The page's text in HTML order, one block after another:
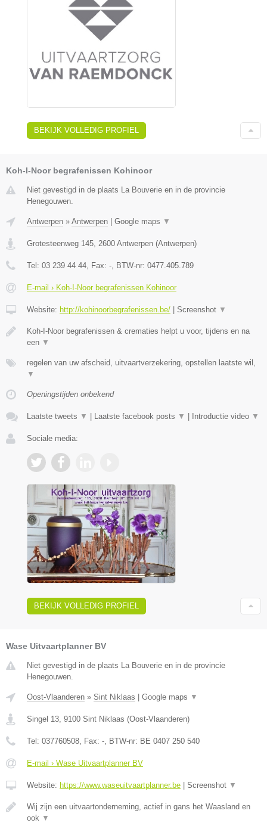
BEKIJK VOLLEDIG PROFIEL
Koh-I-Noor begrafenissen Kohinoor
Niet gevestigd in de plaats La Bouverie en in de provincie
Henegouwen.
Antwerpen » Antwerpen Google maps ▼
Grotesteenweg 145, 2600 Antwerpen (Antwerpen)
Tel: 03 239 44 44, Fax: -, BTW-nr: 0477.405.789
E-mail › Koh-I-Noor begrafenissen Kohinoor
Website: http://kohinoorbegrafenissen.be/ Screenshot ▼
Koh-I-Noor begrafenissen & crematies helpt u voor, tijdens en na
een ▼
regelen van uw afscheid, uitvaartverzekering, opstellen laatste wil,
▼
Openingstijden onbekend
Laatste tweets ▼ Laatste facebook posts ▼ Introductie video ▼
Sociale media:
BEKIJK VOLLEDIG PROFIEL
Wase Uitvaartplanner BV
Niet gevestigd in de plaats La Bouverie en in de provincie
Henegouwen.
Oost-Vlaanderen » Sint Niklaas Google maps ▼
Singel 13 9100 Sint Niklaas (Oost-Vlaanderen)
Tel: 037760508 , Fax: - , BTW-nr: BE 0407 250 540
E-mail › Wase Uitvaartplanner BV
Website: https://www.waseuitvaartplanner.be Screenshot ▼
Wij zijn een uitvaartonderneming, actief in gans het Waasland en
ook ▼